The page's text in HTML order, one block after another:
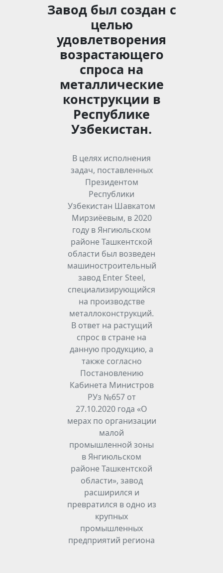
Завод был создан с
целью
удовлетворения
возрастающего
спроса на
металлические
конструкции в
Республике
Узбекистан.
В целях исполнения
задач, поставленных
Президентом
Республики
Узбекистан Шавкатом
Мирзиёевым, в 2020
году в Янгиюльском
районе Ташкентской
области был возведен
машиностроительный
завод Enter Steel,
специализирующийся
на производстве
металлоконструкций.
В ответ на растущий
спрос в стране на
данную продукцию, а
также согласно
Постановлению
Кабинета Министров
РУз №657 от
27.10.2020 года «О
мерах по организации
малой
промышленной зоны
в Янгиюльском
районе Ташкентской
области», завод
расширился и
превратился в одно из
крупных
промышленных
предприятий региона